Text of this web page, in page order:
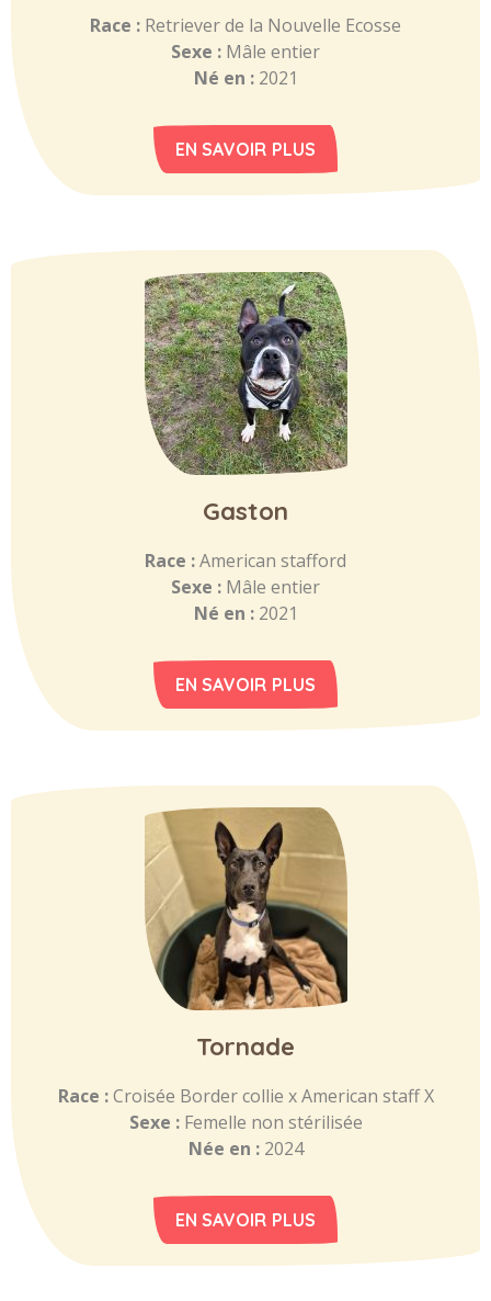
Race : Retriever de la Nouvelle Ecosse
Sexe : Mâle entier
Né en : 2021
EN SAVOIR PLUS
Gaston
Race :American stafford
Sexe : Mâle entier
Né en : 2021
EN SAVOIR PLUS
Tornade
Race :Croisée Border collie x American staff X
Sexe : Femelle non stérilisée
Née en : 2024
EN SAVOIR PLUS